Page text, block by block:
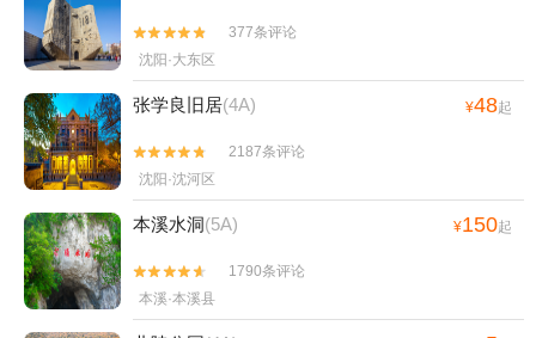


377条评论
沈阳·大东区
张学良旧居(4A) ¥48起


2187条评论
沈阳·沈河区
本溪水洞(5A) ¥150起


1790条评论
本溪·本溪县